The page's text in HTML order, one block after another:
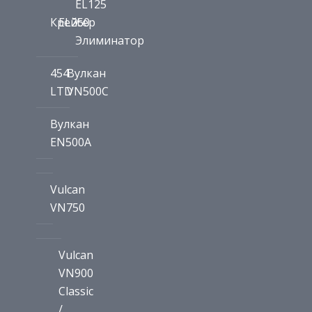
Крейсер
EL250
EL125
/
Элиминатор
454
LTD
Вулкан
VN500C
Вулкан
EN500A
Vulcan
VN750
Vulcan
VN900
Classic
/